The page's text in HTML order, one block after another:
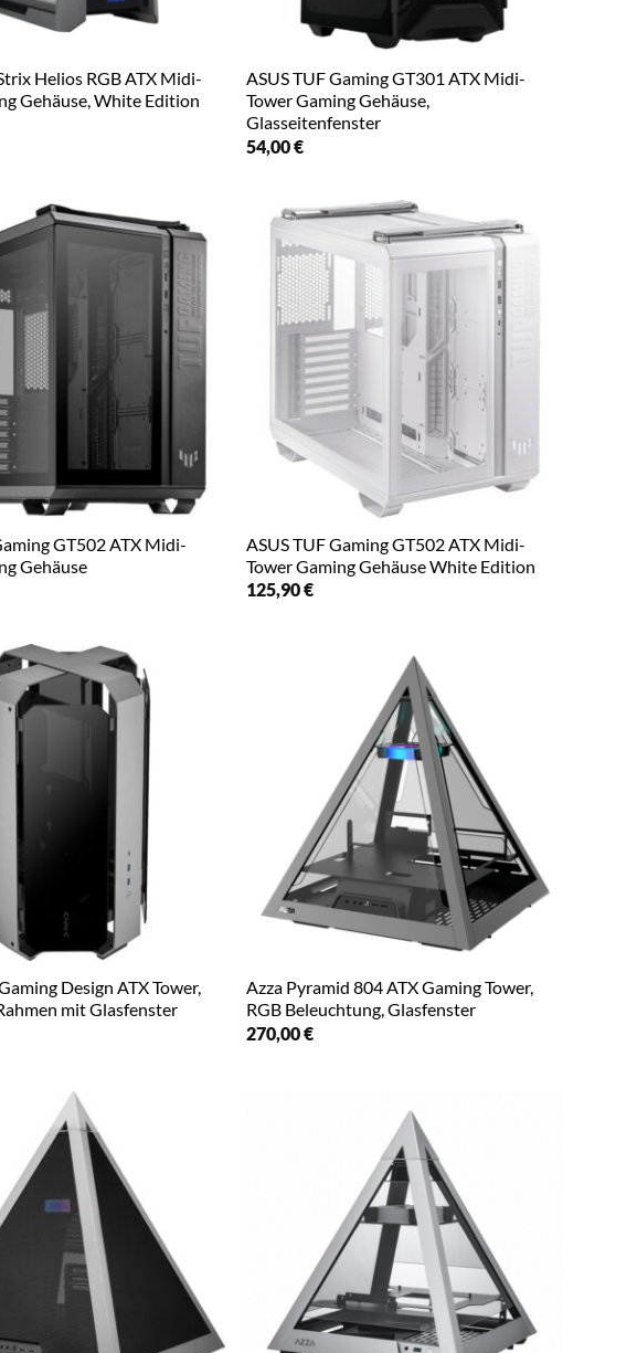
Helios RGB ATX Midi-
Gehäuse, White Edition
ASUS TUF Gaming GT301 ATX Midi-
Tower Gaming Gehäuse,
Glasseitenfenster
54,00€
GT502 ATX Midi-
Gehäuse
ASUS TUF Gaming GT502 ATX Midi-
Tower Gaming Gehäuse White Edition
125,90€
Design ATX Tower,
mit Glasfenster
Azza Pyramid 804 ATX Gaming Tower,
RGB Beleuchtung, Glasfenster
270,00€